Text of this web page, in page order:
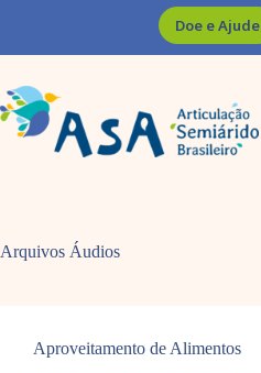
Doe e Ajude
Arquivos Áudios
Aproveitamento de Alimentos